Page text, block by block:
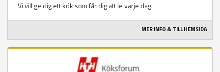
Vi vill ge dig ett kök som får dig att le varje dag.
MER INFO & TILL HEMSIDA